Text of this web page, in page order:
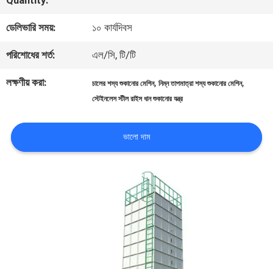
মান
নিয়ন্ত্রণ
করুন
ডেলিভারি সময়: ১০ কার্যদিবস
পরিশোধের শর্ত: এল/সি, টি/টি
লক্ষণীয় করা: চালের শস্য শুকানোর মেশিন,নিম্ন তাপমাত্রা শস্য শুকানোর মেশিন,
স্টেইনলেস স্টীল রাইস ধান শুকানোর যন্ত্র
ভালো দাম